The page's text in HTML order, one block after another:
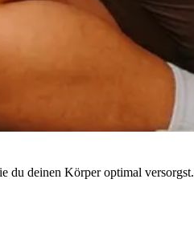
du deinen Körper optimal versorgst.